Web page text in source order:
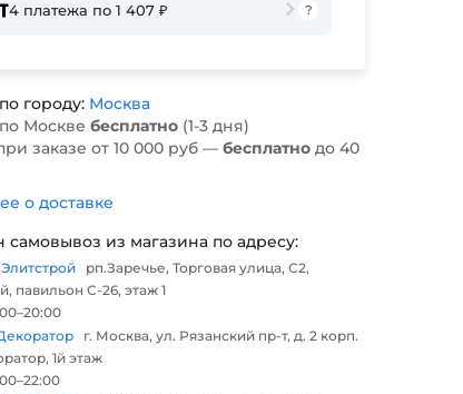
4 платежа по 1 407 ₽
городу: Москва
Москве бесплатно (1-3 дня)
заказе от 10 000 руб — бесплатно до 40
о доставке
из магазина по адресу:
рп.Заречье, Торговая улица, С2,
павильон С-26, этаж 1
г. Москва, ул. Рязанский пр-т, д. 2 корп.
1й этаж